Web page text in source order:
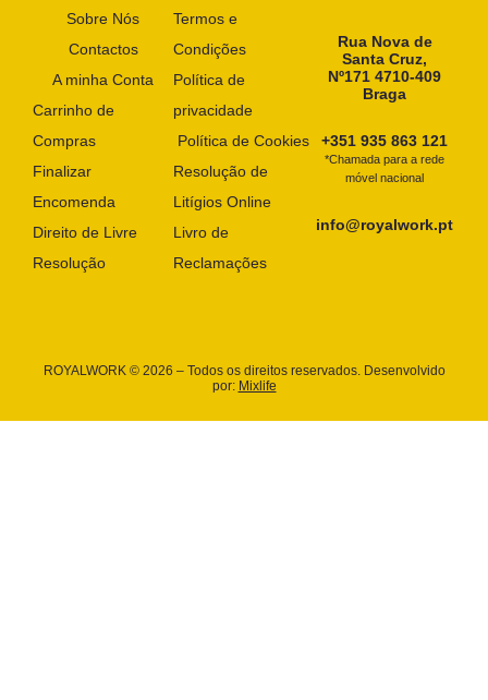
Sobre Nós
Contactos
A minha Conta
Carrinho de
Compras
Finalizar
Encomenda
Direito de Livre
Resolução
Termos e
Condições
Política de
privacidade
Política de Cookies
Resolução de
Litígios Online
Livro de
Reclamações
Rua Nova de
Santa Cruz,
Nº171 4710-409
Braga
+351 935 863 121
*Chamada para a rede
móvel nacional
info@royalwork.pt
ROYALWORK © 2026 – Todos os direitos reservados. Desenvolvido
por: Mixlife